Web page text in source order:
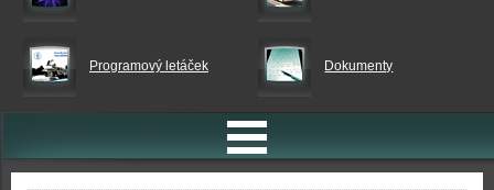
Programový letáček Dokumenty